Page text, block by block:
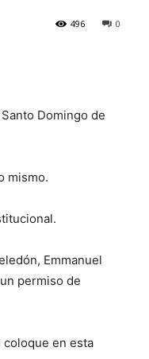
0
496
Domingo de
mismo.
Emmanuel
permiso de
coloque en esta